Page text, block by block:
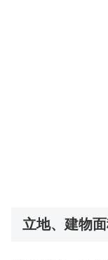
立地、建物